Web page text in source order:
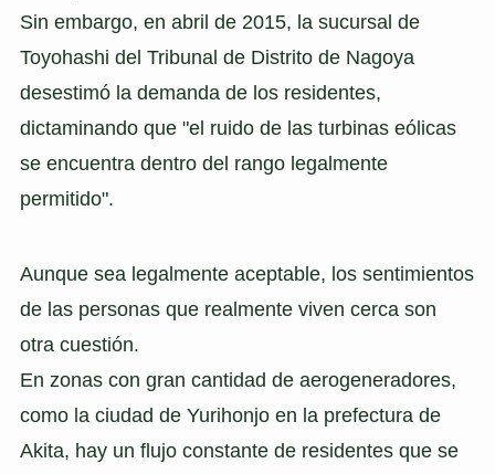
Sin embargo, en abril de 2015, la sucursal de
Toyohashi del Tribunal de Distrito de Nagoya
desestimó la demanda de los residentes,
dictaminando que "el ruido de las turbinas eólicas
se encuentra dentro del rango legalmente
permitido".
Aunque sea legalmente aceptable, los sentimientos
de las personas que realmente viven cerca son
otra cuestión.
En zonas con gran cantidad de aerogeneradores,
como la ciudad de Yurihonjo en la prefectura de
Akita, hay un flujo constante de residentes que se